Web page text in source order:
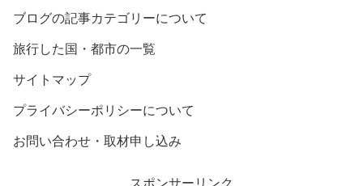
ブログの記事カテゴリーについて
旅行した国・都市の一覧
サイトマップ
プライバシーポリシーについて
お問い合わせ・取材申し込み